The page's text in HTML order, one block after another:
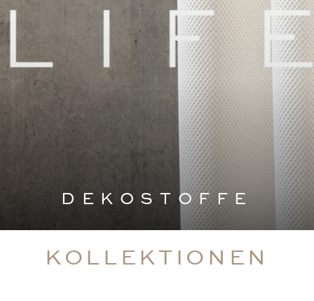
DEKOSTOFFE
KISSEN
KOLLEKTIONEN